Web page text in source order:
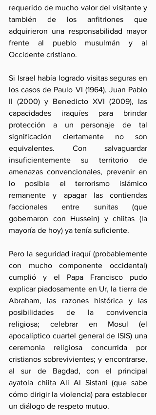
requerido de mucho valor del visitante y
también de los anfitriones que
adquirieron una responsabilidad mayor
frente al pueblo musulmán y al
Occidente cristiano.
Si Israel había logrado visitas seguras en
los casos de Paulo VI (1964), Juan Pablo
II (2000) y Benedicto XVI (2009), las
capacidades iraquíes para brindar
protección a un personaje de tal
significación ciertamente no son
equivalentes. Con salvaguardar
insuficientemente su territorio de
amenazas convencionales, prevenir en
lo posible el terrorismo islámico
remanente y apagar las contiendas
faccionales entre sunitas (que
gobernaron con Hussein) y chiitas (la
mayoría de hoy) ya tenía suficiente.
Pero la seguridad iraquí (probablemente
con mucho componente occidental)
cumplió y el Papa Francisco pudo
explicar piadosamente en Ur, la tierra de
Abraham, las razones histórica y las
posibilidades de la convivencia
religiosa; celebrar en Mosul (el
apocalíptico cuartel general de ISIS) una
ceremonia religiosa concurrida por
cristianos sobrevivientes; y encontrarse,
al sur de Bagdad, con el principal
ayatola chiita Ali Al Sistani (que sabe
cómo dirigir la violencia) para establecer
un diálogo de respeto mutuo.